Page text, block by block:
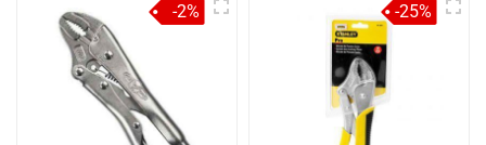
-2% -25%